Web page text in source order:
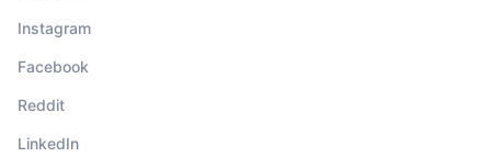
Instagram
Facebook
Reddit
LinkedIn